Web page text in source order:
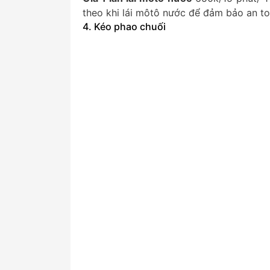
theo khi lái môtô nước để đảm bảo an
4. Kéo phao chuối